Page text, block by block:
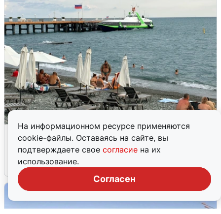
На информационном ресурсе применяются
cookie-файлы. Оставаясь на сайте, вы
подтверждаете свое согласие на их
использование.
Согласен
Жители и туристы Сочи рассказали
об атаке БПЛА 5 августа
5 августа 0